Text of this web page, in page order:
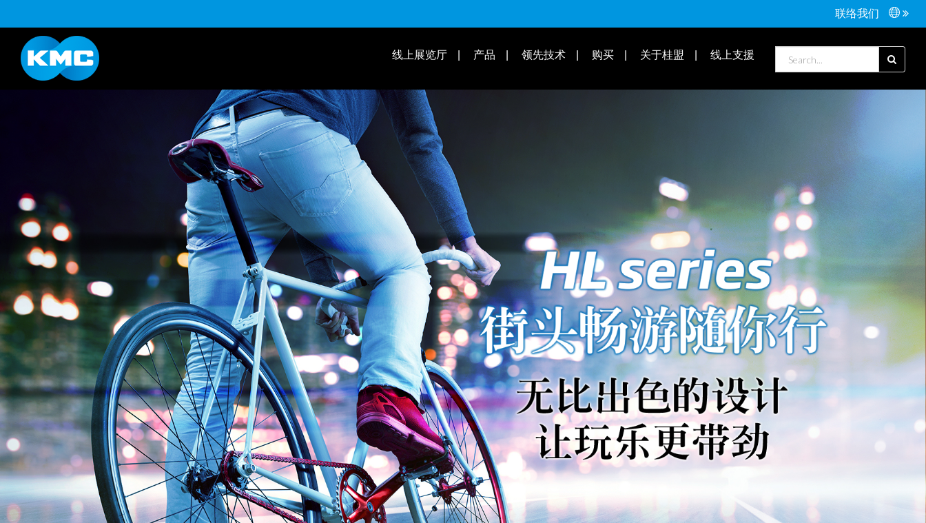
联络我们
线上支援
关于桂盟
购买
领先技术
产品
线上展览厅
Tools手工具
K系列 适用车款
YouTube 操作教学 | 知识库 常见问题 合作伙伴